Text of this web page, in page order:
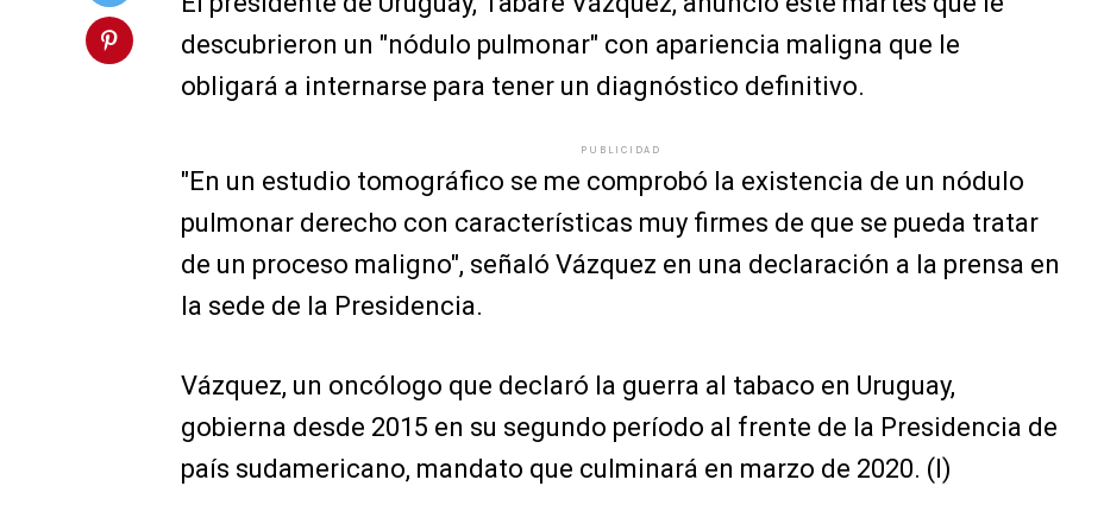
descubrieron un "nódulo pulmonar" con apariencia maligna que le
obligará a internarse para tener un diagnóstico definitivo.
PUBLICIDAD
"En un estudio tomográfico se me comprobó la existencia de un nódulo
pulmonar derecho con características muy firmes de que se pueda tratar
de un proceso maligno", señaló Vázquez en una declaración a la prensa en
la sede de la Presidencia.
Vázquez, un oncólogo que declaró la guerra al tabaco en Uruguay,
gobierna desde 2015 en su segundo período al frente de la Presidencia de
país sudamericano, mandato que culminará en marzo de 2020. (I)